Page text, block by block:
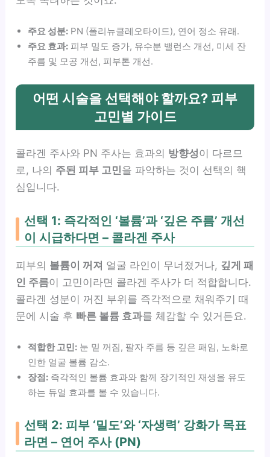
주요 성분: PN (폴리뉴클레오타이드), 연어 정소 유래.
주요 효과: 피부 밀도 증가, 유수분 밸런스 개선, 미세 잔
주름 및 모공 개선, 피부톤 개선.
어떤 시술을 선택해야 할까요? 피부
고민별 가이드
콜라겐 주사와 PN 주사는 효과의 방향성이 다르므
로, 나의 주된 피부 고민을 파악하는 것이 선택의 핵
심입니다.
선택 1: 즉각적인 ‘볼륨’과 ‘깊은 주름’ 개선
이 시급하다면 – 콜라겐 주사
피부의 볼륨이 꺼져 얼굴 라인이 무너졌거나, 깊게 패
인 주름이 고민이라면 콜라겐 주사가 더 적합합니다.
콜라겐 성분이 꺼진 부위를 즉각적으로 채워주기 때
문에 시술 후 빠른 볼륨 효과를 체감할 수 있거든요.
적합한 고민: 눈 밑 꺼짐, 팔자 주름 등 깊은 패임, 노화로
인한 얼굴 볼륨 감소.
장점: 즉각적인 볼륨 효과와 함께 장기적인 재생을 유도
하는 듀얼 효과를 볼 수 있습니다.
선택 2: 피부 ‘밀도’와 ‘자생력’ 강화가 목표
라면 – 연어 주사 (PN)